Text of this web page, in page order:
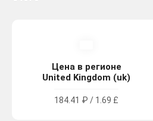
Цена в регионе
United Kingdom (uk)
184.41 ₽ / 1.69 £